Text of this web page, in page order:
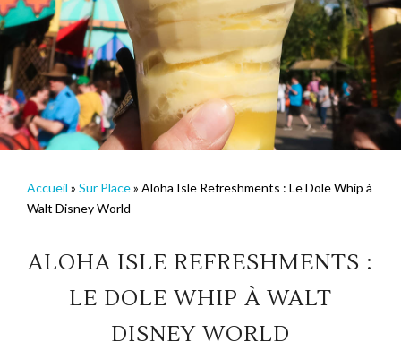
Accueil » Sur Place» Aloha Isle Refreshments : Le Dole Whip à
Walt Disney World
ALOHA ISLE REFRESHMENTS :
LE DOLE WHIP À WALT
DISNEY WORLD